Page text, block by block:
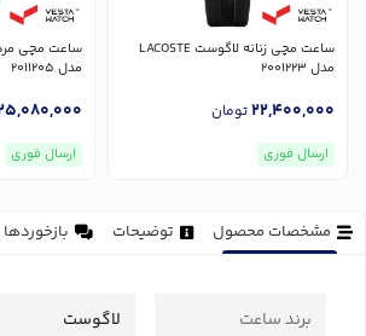
ساعت مچی زنانه لاگوست LACOSTE
مدل 2001223
22,400,000تومان
ارسال فوری
مدل 2011205
ارسال فوری
مشخصات محصول توضیحات بازخوردها
برند ساعت لاگوست